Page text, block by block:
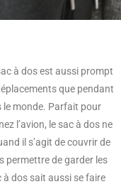
à dos est aussi prompt
que pendant
le monde. Parfait pour
l’avion, le sac à dos ne
il s’agit de couvrir de
permettre de garder les
dos sait aussi se faire